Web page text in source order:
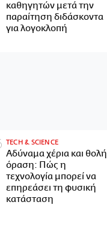
καθηγητών μετά την
παραίτηση διδάσκοντα
για λογοκλοπή
ΤECH & SCIENCE
Αδύναμα χέρια και θολή
όραση: Πώς η
τεχνολογία μπορεί να
επηρεάσει τη φυσική
κατάσταση